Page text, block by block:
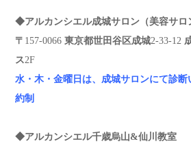
◆アルカンシエル成城サロン（美容サロ
〒 157-0066 東京都世田谷区成城2-33-12
ス2F
水・木・金曜日は、成城サロンにて診断
約制
◆アルカンシエル千歳烏山&仙川教室